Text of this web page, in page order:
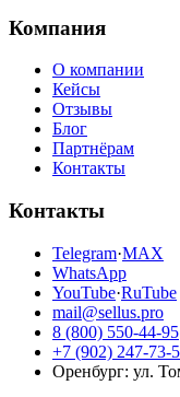
Компания
О компании
Кейсы
Отзывы
Блог
Партнёрам
Контакты
Контакты
Telegram·MAX
WhatsApp
YouTube·RuTube
mail@sellus.pro
8 (800) 550-44-95
+7 (902) 247-73-
Оренбург: ул.